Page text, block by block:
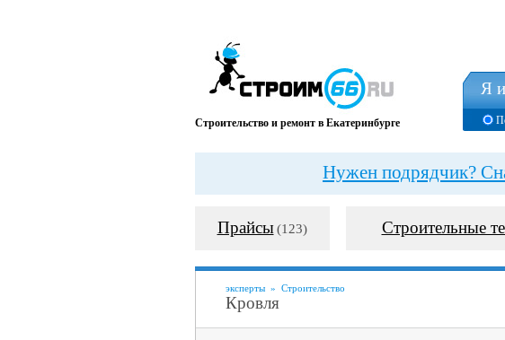
Строительство и ремонт в Екатеринбурге
Я
Нужен подрядчик?
Прайсы (123) Строительные
эксперты» Строительство
Кровля